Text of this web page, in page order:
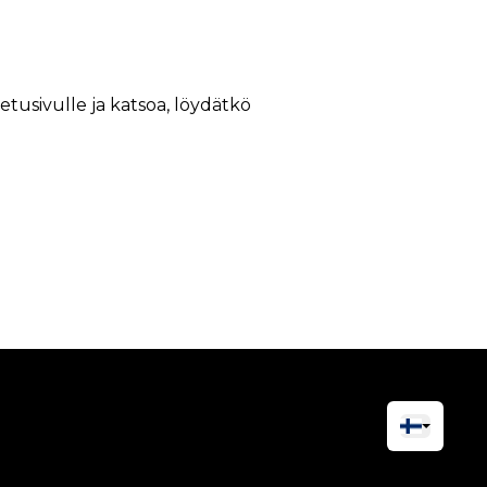
ja katsoa, löydätkö